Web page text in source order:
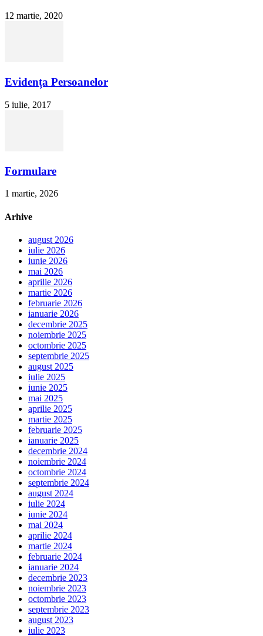
12 martie, 2020
Evidența Persoanelor
5 iulie, 2017
Formulare
1 martie, 2026
Arhive
august 2026
iulie 2026
iunie 2026
mai 2026
aprilie 2026
martie 2026
februarie 2026
ianuarie 2026
decembrie 2025
noiembrie 2025
octombrie 2025
septembrie 2025
august 2025
iulie 2025
iunie 2025
mai 2025
aprilie 2025
martie 2025
februarie 2025
ianuarie 2025
decembrie 2024
noiembrie 2024
octombrie 2024
septembrie 2024
august 2024
iulie 2024
iunie 2024
mai 2024
aprilie 2024
martie 2024
februarie 2024
ianuarie 2024
decembrie 2023
noiembrie 2023
octombrie 2023
septembrie 2023
august 2023
iulie 2023